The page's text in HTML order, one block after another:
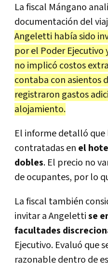
La fiscal Mángano
documentación del
Angeletti había sido
por el Poder Ejecutivo
no implicó costos
contaba con asientos
registraron gastos
alojamiento.
El informe detalló que
contratadas en el
dobles. El precio no
de ocupantes, por lo
La fiscal también
invitar a Angelettise
facultades
Ejecutivo. Evaluó que
razonable dentro de